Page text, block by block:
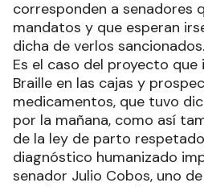
corresponden a senadores
mandatos y que esperan
dicha de verlos sancionados.
Es el caso del proyecto
Braille en las cajas y
medicamentos, que tuvo
por la mañana, como así
de la ley de parto
diagnóstico humanizado
senador Julio Cobos, uno